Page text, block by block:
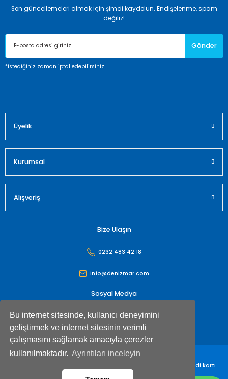
Bu internet sitesinde, kullanıcı deneyimini
geliştirmek ve internet sitesinin verimli
çalışmasını sağlamak amacıyla çerezler
kullanılmaktadır. Ayrıntıları inceleyin
Son güncellemeleri almak için şimdi kaydolun. Endişelenme, spam
değiliz!
Gönder
*istediğiniz zaman iptal edebilirsiniz.
Üyelik
Kurumsal
Alışveriş
Bize Ulaşın
0232 483 42 18
info@denizmar.com
Sosyal Medya
Denizmar İç Dış Ticaret Anonim Şirketi© Tüm hakları saklıdır. Kredi kartı